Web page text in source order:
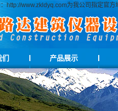
http://www.zkldyq.com为我公司指定官
们 产品展示